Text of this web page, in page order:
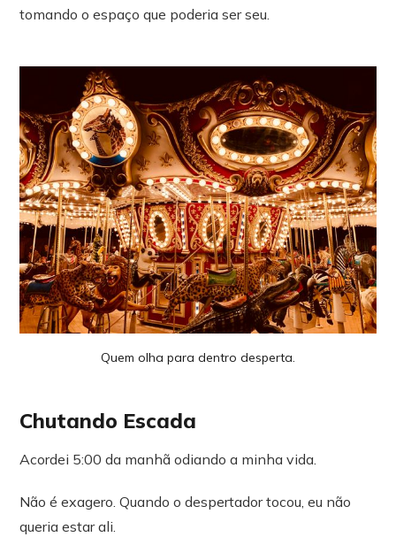
tomando o espaço que poderia ser seu.
Quem olha para dentro desperta.
Chutando Escada
Acordei 5:00 da manhã odiando a minha vida.
Não é exagero. Quando o despertador tocou, eu não
queria estar ali.